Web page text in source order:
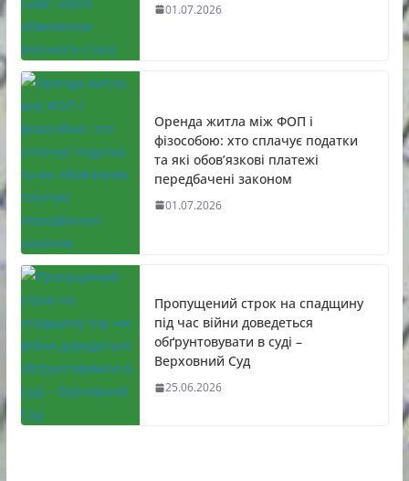
01.07.2026
Оренда житла між ФОП і
фізособою: хто сплачує податки
та які обов’язкові платежі
передбачені законом
01.07.2026
Пропущений строк на спадщину
під час війни доведеться
обґрунтовувати в суді –
Верховний Суд
25.06.2026